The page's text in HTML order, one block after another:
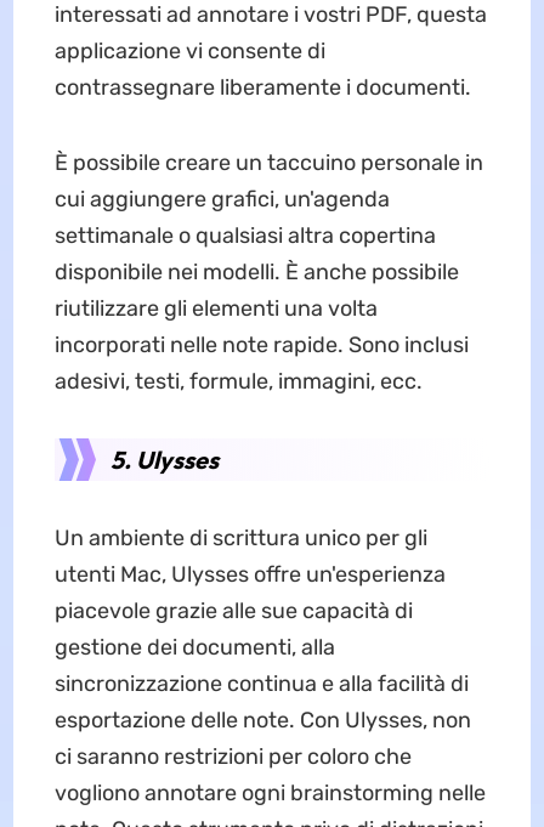
interessati ad annotare i vostri PDF, questa
applicazione vi consente di
contrassegnare liberamente i documenti.
È possibile creare un taccuino personale in
cui aggiungere grafici, un'agenda
settimanale o qualsiasi altra copertina
disponibile nei modelli. È anche possibile
riutilizzare gli elementi una volta
incorporati nelle note rapide. Sono inclusi
adesivi, testi, formule, immagini, ecc.
5. Ulysses
Un ambiente di scrittura unico per gli
utenti Mac, Ulysses offre un'esperienza
piacevole grazie alle sue capacità di
gestione dei documenti, alla
sincronizzazione continua e alla facilità di
esportazione delle note. Con Ulysses, non
ci saranno restrizioni per coloro che
vogliono annotare ogni brainstorming nelle